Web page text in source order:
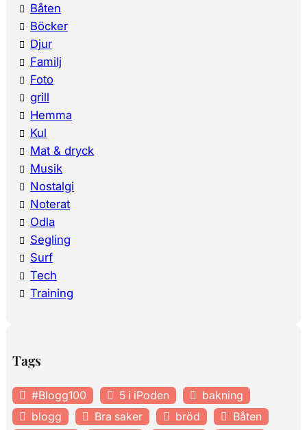
Båten
Böcker
Djur
Familj
Foto
grill
Hemma
Kul
Mat & dryck
Musik
Nostalgi
Noterat
Odla
Segling
Surf
Tech
Training
Tags
#Blogg100 5 i iPoden
bakning
blogg
Bra saker bröd
Båten